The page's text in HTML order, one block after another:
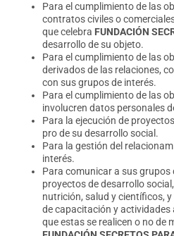
Para el cumplimiento de las
contratos civiles o
que celebra FUNDACIÓN
desarrollo de su objeto.
Para el cumplimiento de las
derivados de las relaciones,
con sus grupos de interés.
Para el cumplimiento de las
involucren datos personales
Para la ejecución de
pro de su desarrollo social.
Para la gestión del
interés.
Para comunicar a sus
proyectos de desarrollo
nutrición, salud y científicos,
de capacitación y actividades
que estas se realicen o no de